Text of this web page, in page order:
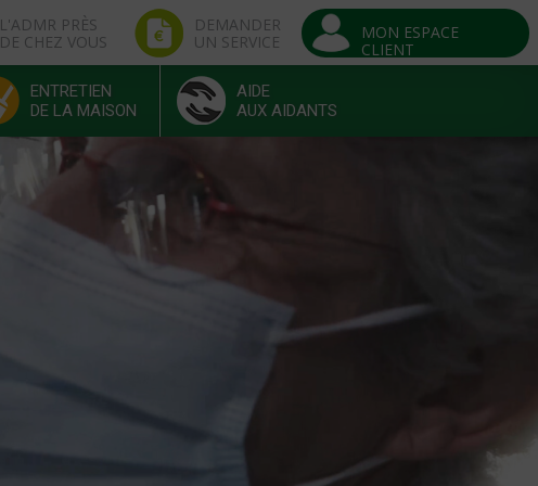
L'ADMR PRÈS
DE CHEZ VOUS
DEMANDER
UN SERVICE
MON ESPACE
CLIENT
ENTRETIEN
DE LA MAISON
AIDE
AUX AIDANTS